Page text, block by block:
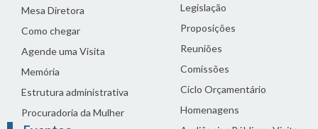
Mesa Diretora
Como chegar
Agende uma Visita
Memória
Estrutura administrativa
Procuradoria da Mulher
Legislação
Proposições
Reuniões
Comissões
Ciclo Orçamentário
Homenagens